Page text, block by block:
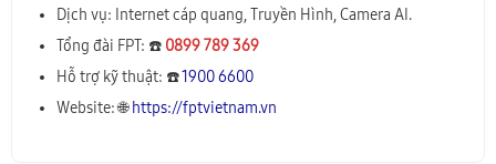
Dịch vụ: Internet cáp quang, Truyền Hình, Camera AI.
Tổng đài FPT: ☎️ 0899 789 369
Hỗ trợ kỹ thuật: ☎️1900 6600
Website: 🌐 https://fptvietnam.vn